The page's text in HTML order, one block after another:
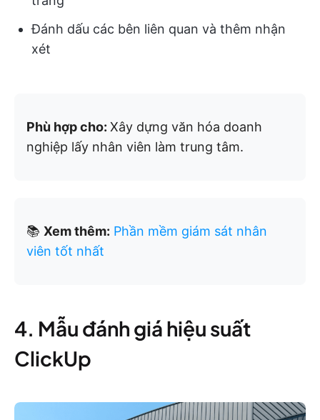
Đánh dấu các bên liên quan và thêm nhận
xét
Phù hợp cho: Xây dựng văn hóa doanh
nghiệp lấy nhân viên làm trung tâm.
📚 Xem thêm: Phần mềm giám sát nhân
viên tốt nhất
4. Mẫu đánh giá hiệu suất
ClickUp